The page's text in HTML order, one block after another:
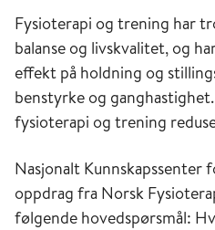
Fysioterapi og trening har
balanse og livskvalitet, og
effekt på holdning og
benstyrke og
fysioterapi og trening
Nasjonalt Kunnskapssenter
oppdrag fra Norsk
følgende hovedspørsmål: